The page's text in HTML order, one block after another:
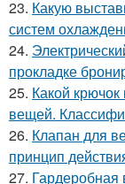
23. Какую
систем
24.
прокладке
25. Какой
вещей.
26. Клапан для
принцип
27. Гардеробная